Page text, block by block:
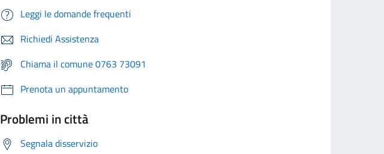
Leggi le domande frequenti
Richiedi Assistenza
Chiama il comune 0763 73091
Prenota un appuntamento
Problemi in città
Segnala disservizio